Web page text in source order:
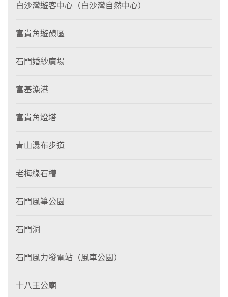
白沙灣遊客中心（白沙灣自然中心）
富貴角遊憩區
石門婚紗廣場
富基漁港
富貴角燈塔
青山瀑布步道
老梅綠石槽
石門風箏公園
石門洞
石門風力發電站（風車公園）
十八王公廟